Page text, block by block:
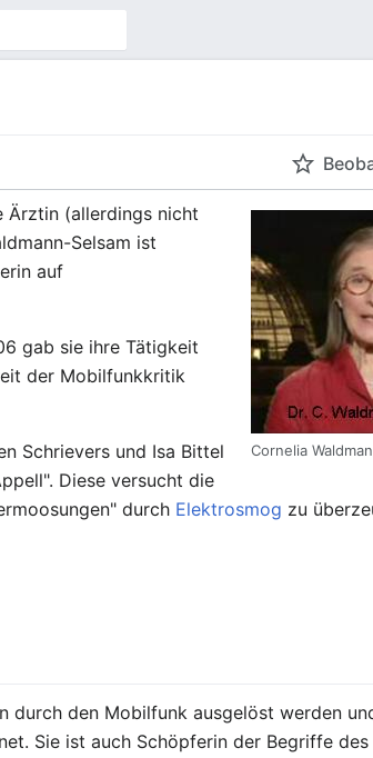
Cornelia
Ärztin (allerdings nicht
Selsam ist
auf
gab sie ihre Tätigkeit
der Mobilfunkkritik
Schrievers und Isa Bittel
Diese versucht die
durch Elektrosmog zu
durch den Mobilfunk ausgelöst werden
Sie ist auch Schöpferin der Begriffe des